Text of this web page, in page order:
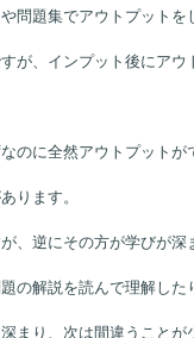
問題集でアウトプットを
すが、インプット後にア
のに全然アウトプットが
ります。
、逆にその方が学びが深
の解説を読んで理解し